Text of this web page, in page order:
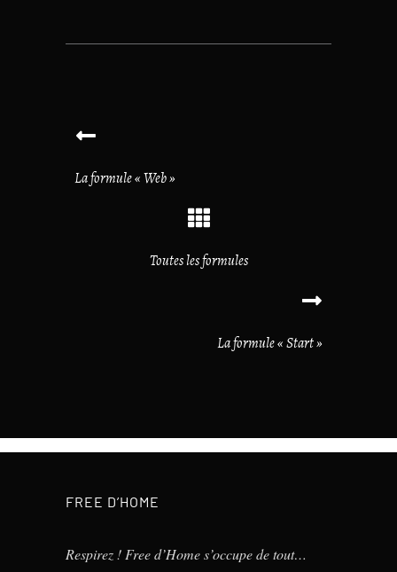
La formule « Web »
Toutes les formules
La formule « Start »
FREE D’HOME
Respirez ! Free d’Home s’occupe de tout…